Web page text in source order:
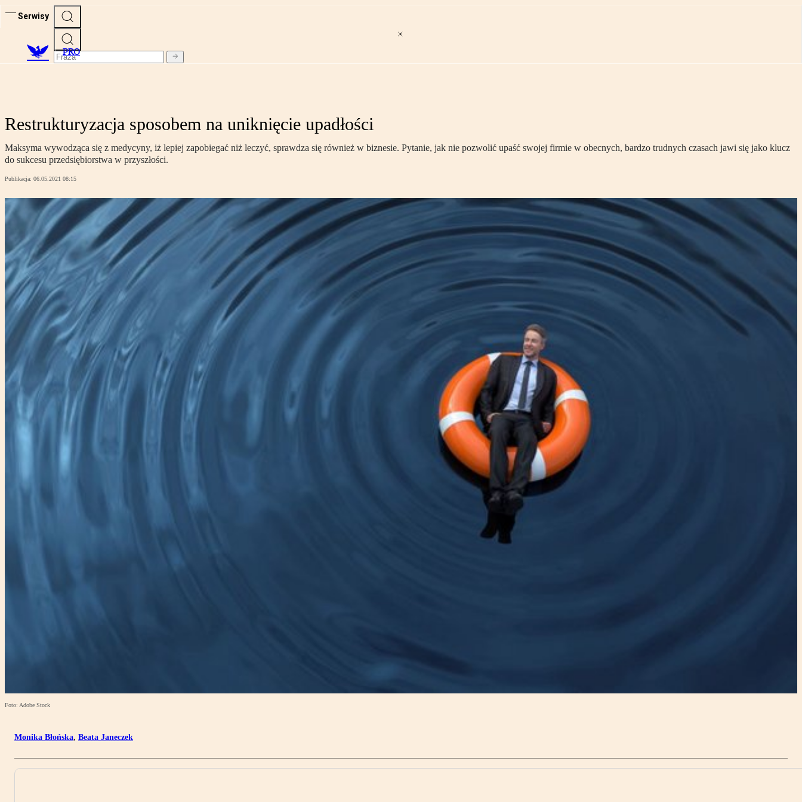
Serwisy
PRO
Restrukturyzacja sposobem na uniknięcie upadłości
Maksyma wywodząca się z medycyny, iż lepiej zapobiegać niż leczyć, sprawdza się również w biznesie. Pytanie, jak nie pozwolić upaść swojej firmie w obecnych, bardzo trudnych czasach jawi się jako klucz
do sukcesu przedsiębiorstwa w przyszłości.
Publikacja: 06.05.2021 08:15
Foto: Adobe Stock
Monika Błońska, Beata Janeczek